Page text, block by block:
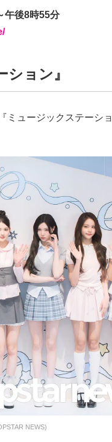
午後8時55分
ョン』
ミュージックステーシ
NEWS)